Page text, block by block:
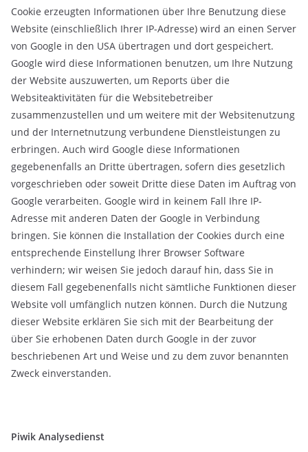
Cookie erzeugten Informationen über Ihre Benutzung diese
Website (einschließlich Ihrer IP-Adresse) wird an einen Server
von Google in den USA übertragen und dort gespeichert.
Google wird diese Informationen benutzen, um Ihre Nutzung
der Website auszuwerten, um Reports über die
Websiteaktivitäten für die Websitebetreiber
zusammenzustellen und um weitere mit der Websitenutzung
und der Internetnutzung verbundene Dienstleistungen zu
erbringen. Auch wird Google diese Informationen
gegebenenfalls an Dritte übertragen, sofern dies gesetzlich
vorgeschrieben oder soweit Dritte diese Daten im Auftrag von
Google verarbeiten. Google wird in keinem Fall Ihre IP-
Adresse mit anderen Daten der Google in Verbindung
bringen. Sie können die Installation der Cookies durch eine
entsprechende Einstellung Ihrer Browser Software
verhindern; wir weisen Sie jedoch darauf hin, dass Sie in
diesem Fall gegebenenfalls nicht sämtliche Funktionen dieser
Website voll umfänglich nutzen können. Durch die Nutzung
dieser Website erklären Sie sich mit der Bearbeitung der
über Sie erhobenen Daten durch Google in der zuvor
beschriebenen Art und Weise und zu dem zuvor benannten
Zweck einverstanden.
Piwik Analysedienst